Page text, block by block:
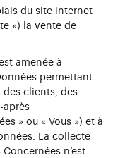
du site internet
») la vente de
amenée à
permettant
clients, des
après
» ou « Vous ») et à
La collecte
n’est